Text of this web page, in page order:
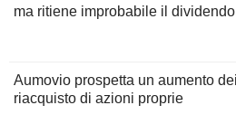
ma ritiene improbabile il
Aumovio prospetta un aumento
riacquisto di azioni proprie